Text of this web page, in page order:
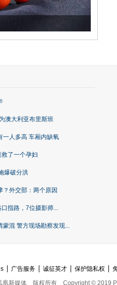
这个
澳大利亚布里斯班
一人多高 车厢内缺氧
了一个孕妇
爆破分洪
？外交部：两个原因
指路，7位摄影师...
蒙混 警方现场勘察发现...
广告服务 诚征英才 保护隐私权
凰新媒体
版权所有 Copyright © 2019